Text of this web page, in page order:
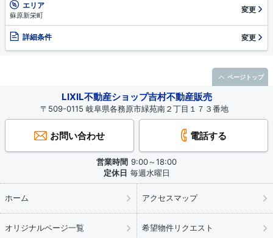
エリア
蘇原新栄町
変更
詳細条件 変更
LIXIL不動産ショップ吉村不動産販売
〒509-0115 岐阜県各務原市緑苑南２丁目１７３番地
お問い合わせ 電話する
営業時間 9:00～18:00
定休日 毎週水曜日
ホーム アクセスマップ
オリジナルページ一覧 希望物件リクエスト
ページトップ